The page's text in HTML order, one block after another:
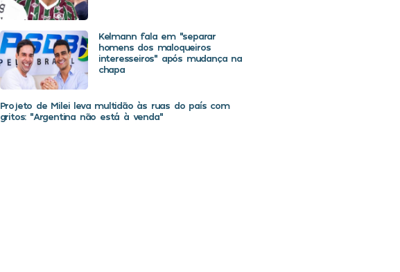
Kelmann fala em “separar
homens dos maloqueiros
interesseiros” após mudança na
chapa
Projeto de Milei leva multidão às ruas do país com
gritos: “Argentina não está à venda”